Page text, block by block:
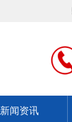
新闻资讯